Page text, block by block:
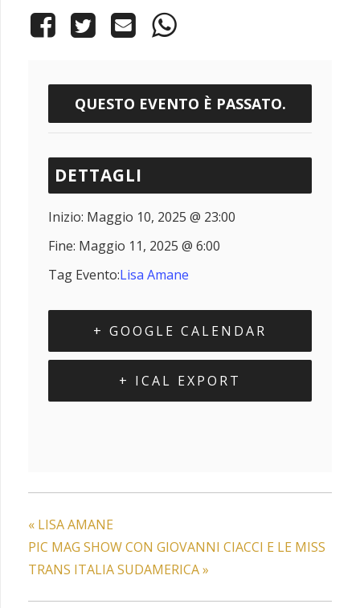
QUESTO EVENTO È PASSATO.
DETTAGLI
Inizio: Maggio 10, 2025 @ 23:00
Fine: Maggio 11, 2025 @ 6:00
Tag Evento:Lisa Amane
+ GOOGLE CALENDAR
+ ICAL EXPORT
« LISA AMANE
PIC MAG SHOW CON GIOVANNI CIACCI E LE MISS
TRANS ITALIA SUDAMERICA»